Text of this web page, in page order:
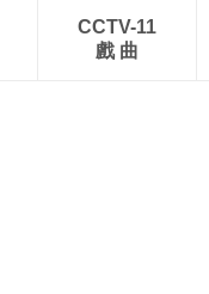
CCTV-11
戲 曲